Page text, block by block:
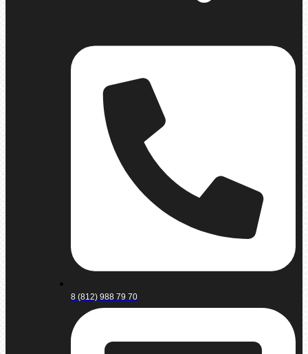
8 (812) 988 79 70